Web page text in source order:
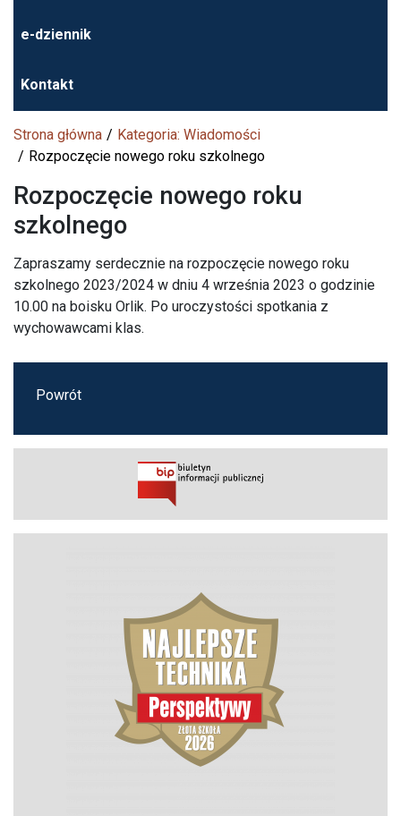
e-dziennik
Kontakt
Strona główna
Kategoria: Wiadomości
Rozpoczęcie nowego roku szkolnego
Rozpoczęcie nowego roku
szkolnego
Zapraszamy serdecznie na rozpoczęcie nowego roku
szkolnego 2023/2024 w dniu 4 września 2023 o godzinie
10.00 na boisku Orlik. Po uroczystości spotkania z
wychowawcami klas.
Powrót